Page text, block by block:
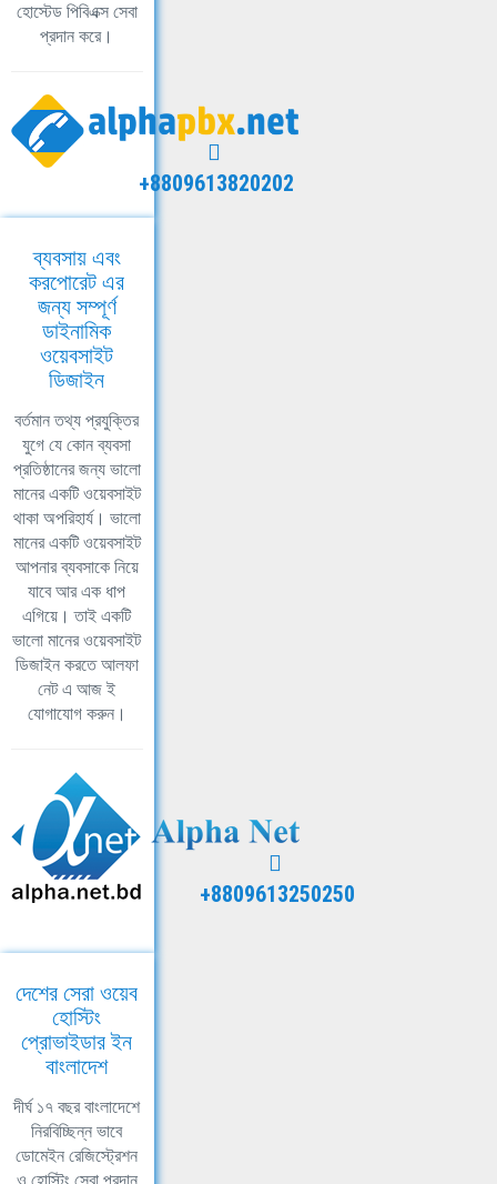
হোস্টেড পিবিএক্স সেবা
প্রদান করে।
+8809613820202
ব্যবসায় এবং
করপোরেট এর
জন্য সম্পূর্ণ
ডাইনামিক
ওয়েবসাইট
ডিজাইন
বর্তমান তথ্য প্রযুক্তির
যুগে যে কোন ব্যবসা
প্রতিষ্ঠানের জন্য ভালো
মানের একটি ওয়েবসাইট
থাকা অপরিহার্য। ভালো
মানের একটি ওয়েবসাইট
আপনার ব্যবসাকে নিয়ে
যাবে আর এক ধাপ
এগিয়ে। তাই একটি
ভালো মানের ওয়েবসাইট
ডিজাইন করতে আলফা
নেট এ আজ ই
যোগাযোগ করুন।
+8809613250250
দেশের সেরা ওয়েব
হোস্টিং
প্রোভাইডার ইন
বাংলাদেশ
দীর্ঘ ১৭ বছর বাংলাদেশে
নিরবিচ্ছিন্ন ভাবে
ডোমেইন রেজিস্ট্রেশন